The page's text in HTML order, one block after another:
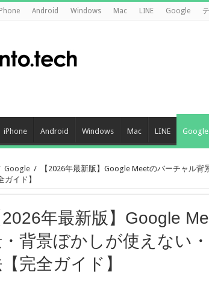
Android Windows Mac LINE Google
iPhone Android Windows Mac LINE Google
Google /
【2026年最新版】Google Meetのバーチャル
ガイド】
2026年最新版】Google
背景ぼかしが使えない
完全ガイド】